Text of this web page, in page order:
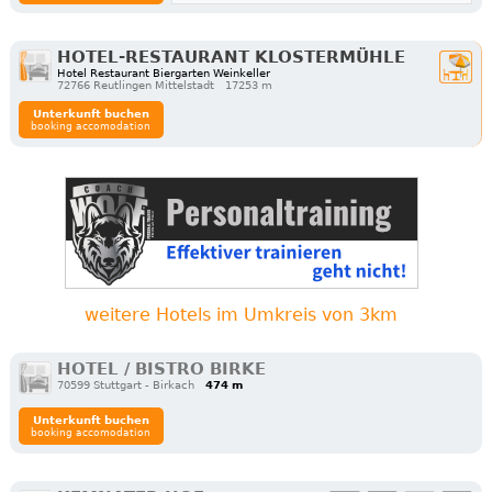
HOTEL-RESTAURANT KLOSTERMÜHLE
Hotel Restaurant Biergarten Weinkeller
72766 Reutlingen Mittelstadt
17253 m
Unterkunft buchen
booking accomodation
weitere Hotels im Umkreis von 3km
HOTEL / BISTRO BIRKE
70599 Stuttgart - Birkach 474 m
Unterkunft buchen
booking accomodation